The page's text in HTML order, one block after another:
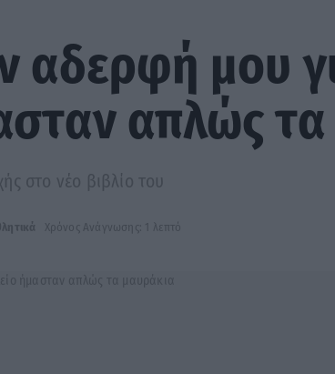
αδερφή μου
απλώς
στο νέο βιβλίο του
Χρόνος Ανάγνωσης: 1 λεπτό